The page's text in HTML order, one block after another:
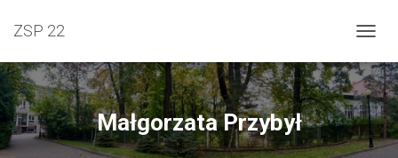
ZSP 22
Małgorzata Przybył